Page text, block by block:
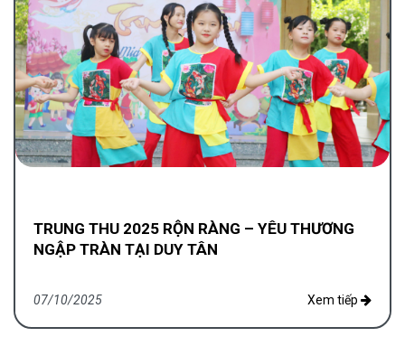
TRUNG THU 2025 RỘN RÀNG – YÊU THƯƠNG
NGẬP TRÀN TẠI DUY TÂN
07/10/2025 Xem tiếp